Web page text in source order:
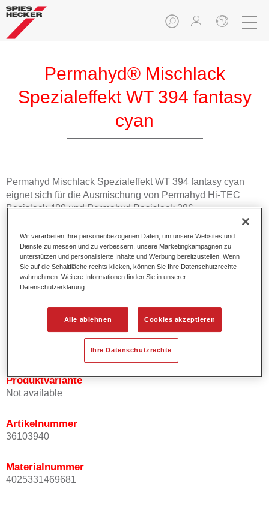
Permahyd® Mischlack
Spezialeffekt WT 394 fantasy
cyan
Permahyd Mischlack Spezialeffekt WT 394 fantasy cyan
eignet sich für die Ausmischung von Permahyd Hi-TEC
Basislack 480 und Permahyd Basislack 286.
Produktmerkmale
Einfach und schnell zu verarbeiten.
Bietet eine hohe Farbtongenauigkeit und gleichmäßige
Effektausrichtung.
Fördert kurze Prozesszeiten.
Ist sehr ergiebig.
Wird für die Reparatur von speziellen Effektfarbtönen in
Produktvariante
Not available
Artikelnummer
36103940
Materialnummer
4025331469681
Wir verarbeiten Ihre personenbezogenen Daten, um unsere Websites und
Dienste zu messen und zu verbessern, unsere Marketingkampagnen zu
unterstützen und personalisierte Inhalte und Werbung bereitzustellen. Wenn
Sie auf die Schaltfläche rechts klicken, können Sie Ihre Datenschutzrechte
wahrnehmen. Weitere Informationen finden Sie in unserer
Datenschutzerklärung
Alle ablehnen Cookies akzeptieren
Ihre Datenschutzrechte